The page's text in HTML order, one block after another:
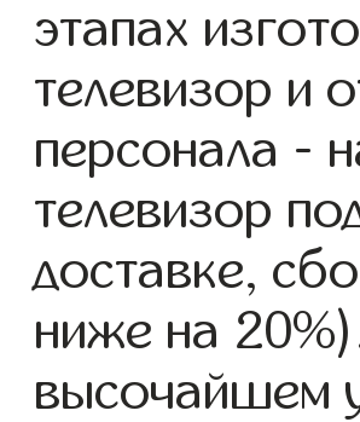
этапах
телевизор и
персонала -
телевизор
доставке,
ниже на
высочайшем